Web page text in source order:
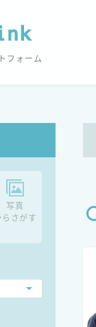
フォーム
写真
らさがす